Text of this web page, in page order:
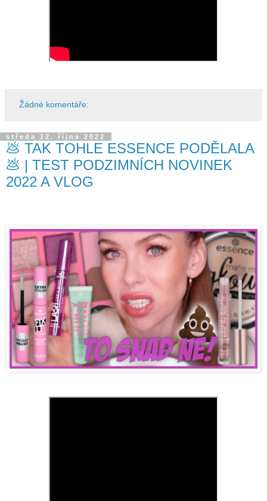
Žádné komentáře:
středa 12. října 2022
💩 TAK TOHLE ESSENCE PODĚLALA
💩 | TEST PODZIMNÍCH NOVINEK
2022 A VLOG